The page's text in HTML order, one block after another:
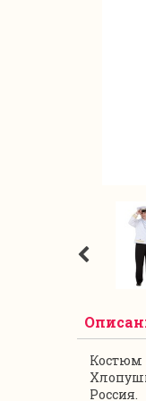
Костюм
Россия.